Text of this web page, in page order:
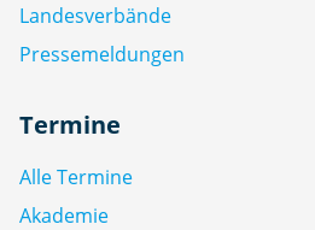
Landesverbände
Pressemeldungen
Termine
Alle Termine
Akademie